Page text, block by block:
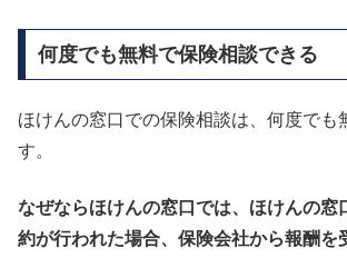
何度でも無料で保険相談できる
ほけんの窓口での保険相談は、何度でも
す。
なぜならほけんの窓口では、ほけんの窓
約が行われた場合、保険会社から報酬を